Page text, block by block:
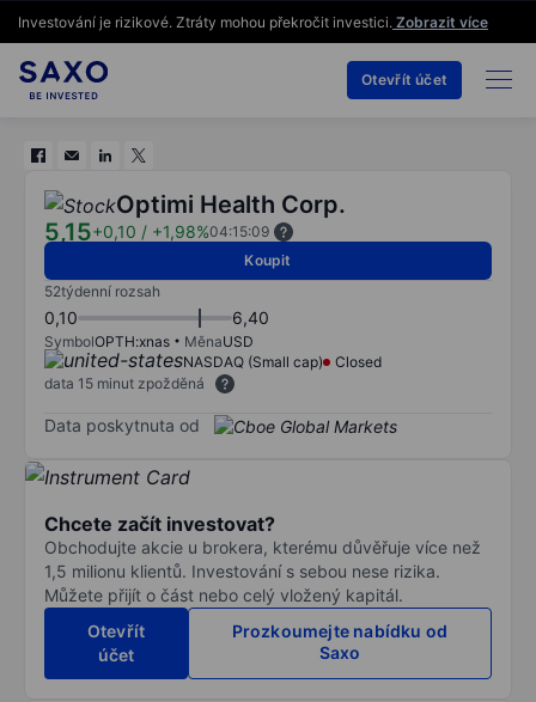
Investování je rizikové. Ztráty mohou překročit investici. Zobrazit více
Otevřít účet
Optimi Health Corp.
5,15+0,10 / +1,98%04:15:09
Koupit
52týdenní rozsah
0,10 6,40
SymbolOPTH:xnas MěnaUSD
NASDAQ (Small cap)
Closed
data 15 minut zpožděná
Data poskytnuta od
Chcete začít investovat?
Obchodujte akcie u brokera, kterému důvěřuje více než
1,5 milionu klientů. Investování s sebou nese rizika.
Můžete přijít o část nebo celý vložený kapitál.
Otevřít
účet
Prozkoumejte nabídku od
Saxo